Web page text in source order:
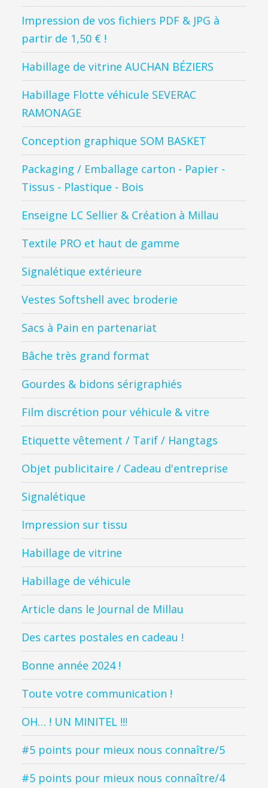
Impression de vos fichiers PDF & JPG à
partir de 1,50 € !
Habillage de vitrine AUCHAN BÉZIERS
Habillage Flotte véhicule SEVERAC
RAMONAGE
Conception graphique SOM BASKET
Packaging / Emballage carton - Papier -
Tissus - Plastique - Bois
Enseigne LC Sellier & Création à Millau
Textile PRO et haut de gamme
Signalétique extérieure
Vestes Softshell avec broderie
Sacs à Pain en partenariat
Bâche très grand format
Gourdes & bidons sérigraphiés
Film discrétion pour véhicule & vitre
Etiquette vêtement / Tarif / Hangtags
Objet publicitaire / Cadeau d'entreprise
Signalétique
Impression sur tissu
Habillage de vitrine
Habillage de véhicule
Article dans le Journal de Millau
Des cartes postales en cadeau !
Bonne année 2024 !
Toute votre communication !
OH… ! UN MINITEL !!!
#5 points pour mieux nous connaître/5
#5 points pour mieux nous connaître/4